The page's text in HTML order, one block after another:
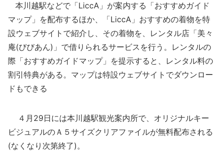
本川越駅などで「LiccA」が案内する「おすすめガイド
マップ」を配布するほか、「LiccA」おすすめの着物を特
設ウェブサイトで紹介し、その着物を、レンタル店「美々
庵(びびあん)」で借りられるサービスを行う。レンタルの
際「おすすめガイドマップ」を提示すると、レンタル料の
割引特典がある。マップは特設ウェブサイトでダウンロー
ドもできる
４月29日には本川越駅観光案内所で、オリジナルキー
ビジュアルのＡ５サイズクリアファイルが無料配布される
(なくなり次第終了)。